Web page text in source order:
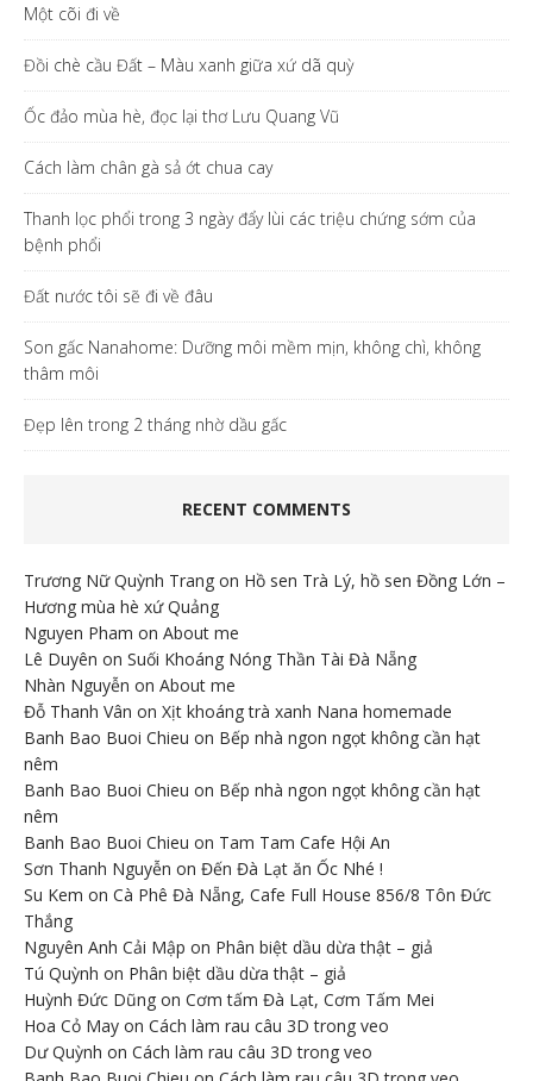
Một cõi đi về
Đồi chè cầu Đất – Màu xanh giữa xứ dã quỳ
Ốc đảo mùa hè, đọc lại thơ Lưu Quang Vũ
Cách làm chân gà sả ớt chua cay
Thanh lọc phổi trong 3 ngày đẩy lùi các triệu chứng sớm của
bệnh phổi
Đất nước tôi sẽ đi về đâu
Son gấc Nanahome: Dưỡng môi mềm mịn, không chì, không
thâm môi
Đẹp lên trong 2 tháng nhờ dầu gấc
RECENT COMMENTS
Trương Nữ Quỳnh Trang on Hồ sen Trà Lý, hồ sen Đồng Lớn –
Hương mùa hè xứ Quảng
Nguyen Pham on About me
Lê Duyên on Suối Khoáng Nóng Thần Tài Đà Nẵng
Nhàn Nguyễn on About me
Đỗ Thanh Vân on Xịt khoáng trà xanh Nana homemade
Banh Bao Buoi Chieu on Bếp nhà ngon ngọt không cần hạt
nêm
Banh Bao Buoi Chieu on Bếp nhà ngon ngọt không cần hạt
nêm
Banh Bao Buoi Chieu on Tam Tam Cafe Hội An
Sơn Thanh Nguyễn on Đến Đà Lạt ăn Ốc Nhé !
Su Kem on Cà Phê Đà Nẵng, Cafe Full House 856/8 Tôn Đức
Thắng
Nguyên Anh Cải Mập on Phân biệt dầu dừa thật – giả
Tú Quỳnh on Phân biệt dầu dừa thật – giả
Huỳnh Đức Dũng on Cơm tấm Đà Lạt, Cơm Tấm Mei
Hoa Cỏ May on Cách làm rau câu 3D trong veo
Dư Quỳnh on Cách làm rau câu 3D trong veo